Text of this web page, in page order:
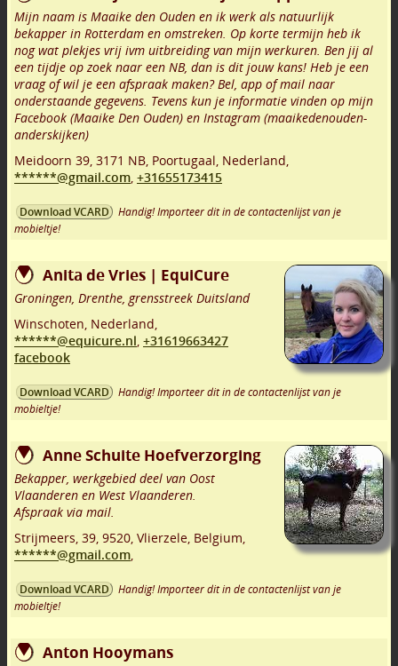
Mijn naam is Maaike den Ouden en ik werk als natuurlijk
bekapper in Rotterdam en omstreken. Op korte termijn heb ik
nog wat plekjes vrij ivm uitbreiding van mijn werkuren. Ben jij al
een tijdje op zoek naar een NB, dan is dit jouw kans! Heb je een
vraag of wil je een afspraak maken? Bel, app of mail naar
onderstaande gegevens. Tevens kun je informatie vinden op mijn
Facebook (Maaike Den Ouden) en Instagram (maaikedenouden-
anderskijken)
Meidoorn 39, 3171 NB, Poortugaal, Nederland,
******@gmail.com, +31655173415
Download VCARD
Handig! Importeer dit in de contactenlijst van je
mobieltje!
Anita de Vries | EquiCure
Groningen, Drenthe, grensstreek Duitsland
Winschoten, Nederland,
******@equicure.nl, +31619663427
facebook
Download VCARD
Handig! Importeer dit in de contactenlijst van je
mobieltje!
Anne Schuite Hoefverzorging
Bekapper, werkgebied deel van Oost
Vlaanderen en West Vlaanderen.
Afspraak via mail.
Strijmeers, 39, 9520, Vlierzele, Belgium,
******@gmail.com,
Download VCARD
Handig! Importeer dit in de contactenlijst van je
mobieltje!
Anton Hooymans